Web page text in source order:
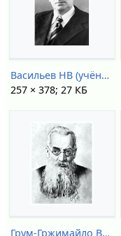
Васильев НВ (учёный).jpg
257 × 378; 27 КБ
Грум-Гржимайло ВЕ.jpg